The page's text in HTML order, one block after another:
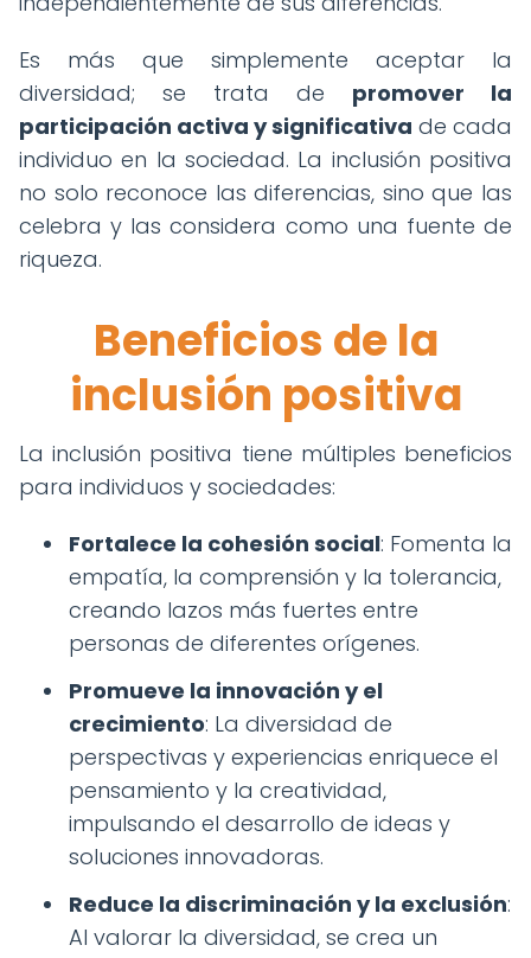
Es más que simplemente aceptar la
diversidad; se trata de promover la
participación activa y significativa de cada
individuo en la sociedad. La inclusión positiva
no solo reconoce las diferencias, sino que las
celebra y las considera como una fuente de
riqueza.
Beneficios de la
inclusión positiva
La inclusión positiva tiene múltiples beneficios
para individuos y sociedades:
Fortalece la cohesión social: Fomenta la
empatía, la comprensión y la tolerancia,
creando lazos más fuertes entre
personas de diferentes orígenes.
Promueve la innovación y el
crecimiento: La diversidad de
perspectivas y experiencias enriquece el
pensamiento y la creatividad,
impulsando el desarrollo de ideas y
soluciones innovadoras.
Reduce la discriminación y la exclusión:
Al valorar la diversidad, se crea un